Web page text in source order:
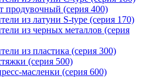
продувочный (серия 400)
из латуни S-type (серия 170)
из черных металлов (серия
из пластика (серия 300)
(серия 500)
масленки (серия 600)